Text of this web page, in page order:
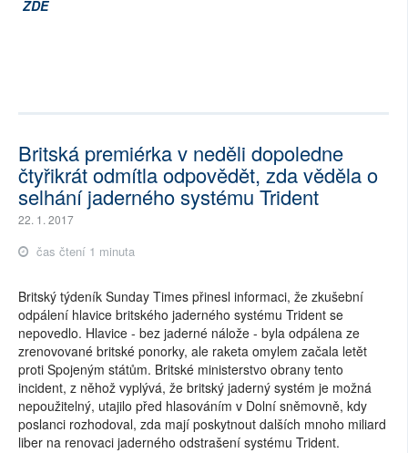
ZDE
Britská premiérka v neděli dopoledne
čtyřikrát odmítla odpovědět, zda věděla o
selhání jaderného systému Trident
22. 1. 2017
čas čtení 1 minuta
Britský týdeník Sunday Times přinesl informaci, že zkušební
odpálení hlavice britského jaderného systému Trident se
nepovedlo. Hlavice - bez jaderné nálože - byla odpálena ze
zrenovované britské ponorky, ale raketa omylem začala letět
proti Spojeným státům. Britské ministerstvo obrany tento
incident, z něhož vyplývá, že britský jaderný systém je možná
nepoužitelný, utajilo před hlasováním v Dolní sněmovně, kdy
poslanci rozhodoval, zda mají poskytnout dalších mnoho miliard
liber na renovaci jaderného odstrašení systému Trident.